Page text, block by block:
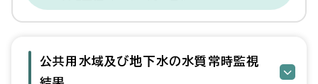
公共用水域及び地下水の水質常時監視